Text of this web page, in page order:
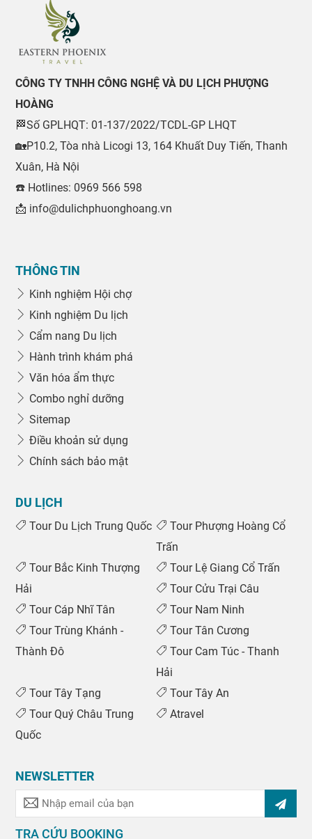
CÔNG TY TNHH CÔNG NGHỆ VÀ DU LỊCH PHƯỢNG
HOÀNG
🏁Số GPLHQT: 01-137/2022/TCDL-GP LHQT
🏡P10.2, Tòa nhà Licogi 13, 164 Khuất Duy Tiến, Thanh
Xuân, Hà Nội
☎️ Hotlines: 0969 566 598
📩 info@dulichphuonghoang.vn
THÔNG TIN
Kinh nghiệm Hội chợ
Kinh nghiệm Du lịch
Cẩm nang Du lịch
Hành trình khám phá
Văn hóa ẩm thực
Combo nghỉ dưỡng
Sitemap
Điều khoản sử dụng
Chính sách bảo mật
DU LỊCH
Tour Du Lịch Trung Quốc
Tour Phượng Hoàng Cổ
Trấn
Tour Bắc Kinh Thượng
Hải
Tour Lệ Giang Cổ Trấn
Tour Cửu Trại Câu
Tour Cáp Nhĩ Tân
Tour Nam Ninh
Tour Trùng Khánh -
Thành Đô
Tour Tân Cương
Tour Cam Túc - Thanh
Hải
Tour Tây Tạng
Tour Tây An
Tour Quý Châu Trung
Quốc
Atravel
NEWSLETTER
TRA CỨU BOOKING